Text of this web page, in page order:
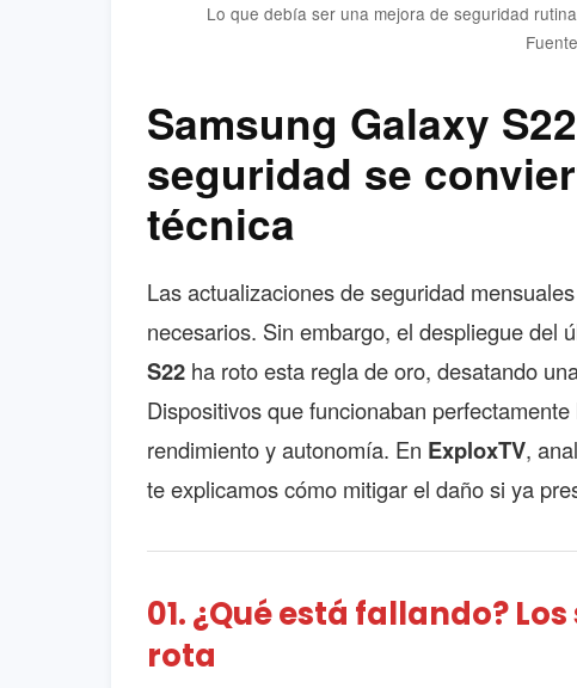
Lo que debía ser una mejora de seguridad
Samsung Galaxy
seguridad se
técnica
Las actualizaciones de seguridad
necesarios. Sin embargo, el despliegue del
S22 ha roto esta regla de oro, desatando
Dispositivos que funcionaban
rendimiento y autonomía. En ExploxTV,
te explicamos cómo mitigar el daño si ya
01. ¿Qué está fallando?
rota